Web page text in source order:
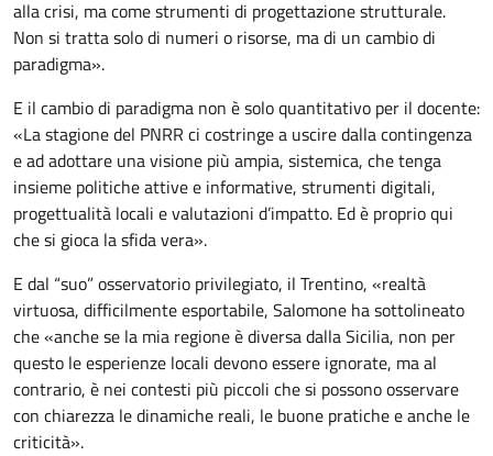
alla crisi, ma come strumenti di progettazione strutturale.
Non si tratta solo di numeri o risorse, ma di un cambio di
paradigma».
E il cambio di paradigma non è solo quantitativo per il docente:
«La stagione del PNRR ci costringe a uscire dalla contingenza
e ad adottare una visione più ampia, sistemica, che tenga
insieme politiche attive e informative, strumenti digitali,
progettualità locali e valutazioni d’impatto. Ed è proprio qui
che si gioca la sfida vera».
E dal “suo” osservatorio privilegiato, il Trentino, «realtà
virtuosa, difficilmente esportabile, Salomone ha sottolineato
che «anche se la mia regione è diversa dalla Sicilia, non per
questo le esperienze locali devono essere ignorate, ma al
contrario, è nei contesti più piccoli che si possono osservare
con chiarezza le dinamiche reali, le buone pratiche e anche le
criticità».